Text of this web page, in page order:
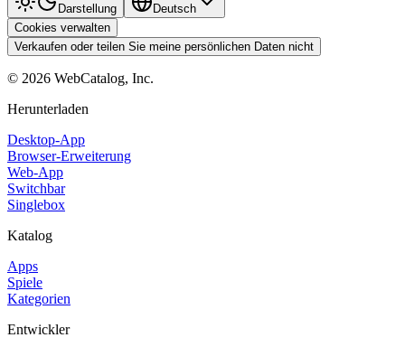
Darstellung
Deutsch
Cookies verwalten
Verkaufen oder teilen Sie meine persönlichen Daten nicht
© 2026 WebCatalog, Inc.
Herunterladen
Desktop-App
Browser-Erweiterung
Web-App
Switchbar
Singlebox
Katalog
Apps
Spiele
Kategorien
Entwickler